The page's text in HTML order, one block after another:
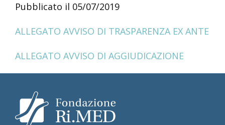
Pubblicato il 05/07/2019
ALLEGATO AVVISO DI TRASPARENZA EX ANTE
ALLEGATO AVVISO DI AGGIUDICAZIONE